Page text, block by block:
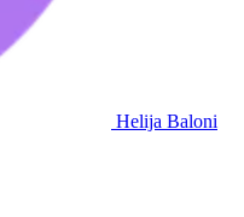
Helija Baloni